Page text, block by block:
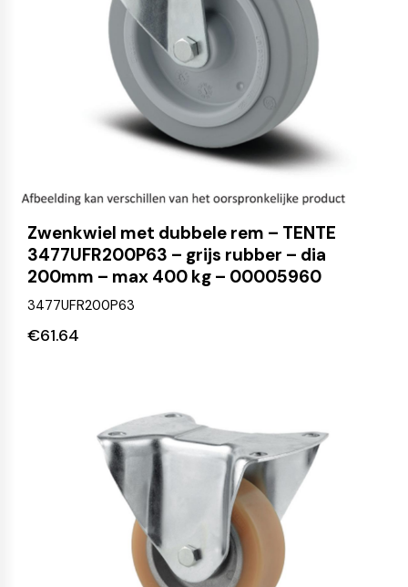
Zwenkwiel met dubbele rem – TENTE
3477UFR200P63 – grijs rubber – dia
200mm – max 400 kg – 00005960
3477UFR200P63
€61.64